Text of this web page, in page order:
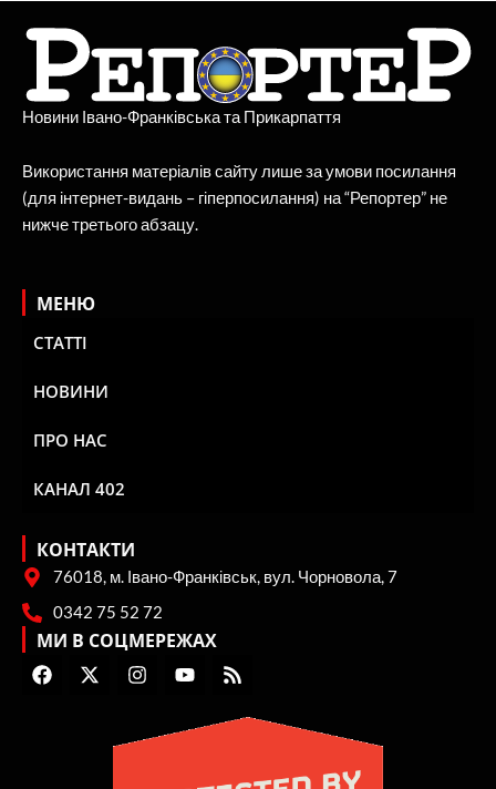
Новини Івано-Франківська та Прикарпаття
Використання матеріалів сайту лише за умови посилання
(для інтернет-видань – гіперпосилання) на “Репортер” не
нижче третього абзацу.
МЕНЮ
СТАТТІ
НОВИНИ
ПРО НАС
КАНАЛ 402
КОНТАКТИ
76018, м. Івано-Франківськ, вул. Чорновола, 7
0342 75 52 72
МИ В СОЦМЕРЕЖАХ
F
a
X
-
I
n
a
Y
o
t
R
s